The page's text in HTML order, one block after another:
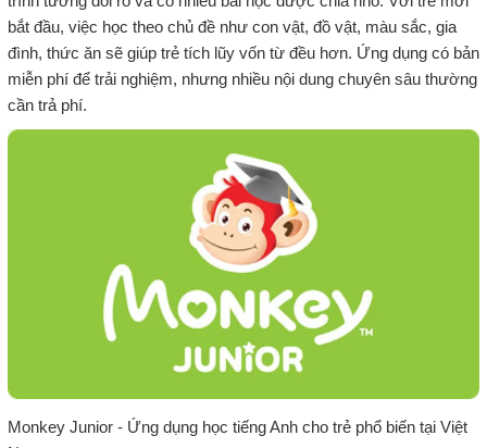
bắt đầu, việc học theo chủ đề như con vật, đồ vật, màu sắc, gia
đình, thức ăn sẽ giúp trẻ tích lũy vốn từ đều hơn. Ứng dụng có bản
miễn phí để trải nghiệm, nhưng nhiều nội dung chuyên sâu thường
cần trả phí.
Monkey Junior - Ứng dụng học tiếng Anh cho trẻ phổ biến tại Việt